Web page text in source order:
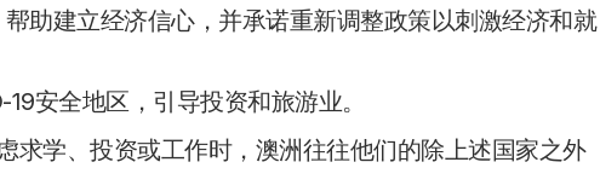
助建立经济信心，并承诺重新调整政策以刺激经济和就
安全地区，引导投资和旅游业。
求学、投资或工作时，澳洲往往他们的除上述国家之外